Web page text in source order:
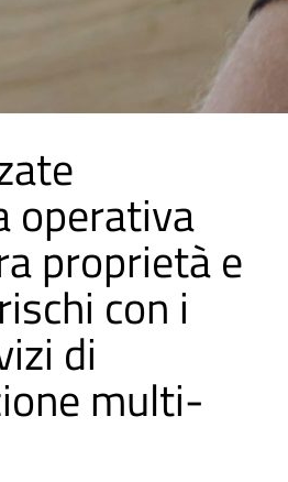
operativa
proprietà e
con i
di
multi-